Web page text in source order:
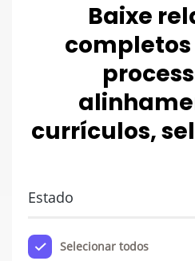
Baixe
completos
currículos,
Estado
Selecionar todos